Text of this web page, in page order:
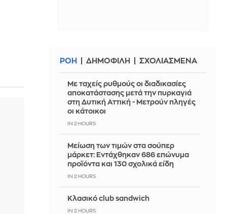
ΡΟΗ ΔΗΜΟΦΙΛΗ ΣΧΟΛΙΑΣΜΕΝΑ
Με ταχείς ρυθμούς οι διαδικασίες
αποκατάστασης μετά την πυρκαγιά
στη Δυτική Αττική - Μετρούν πληγές
οι κάτοικοι
IN 2 HOURS
Μείωση των τιμών στα σούπερ
μάρκετ: Εντάχθηκαν 686 επώνυμα
προϊόντα και 130 σχολικά είδη
IN 2 HOURS
Κλασικό club sandwich
IN 2 HOURS